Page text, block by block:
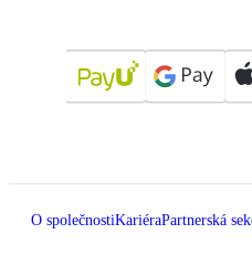
O společnostiKariéraPartnerská